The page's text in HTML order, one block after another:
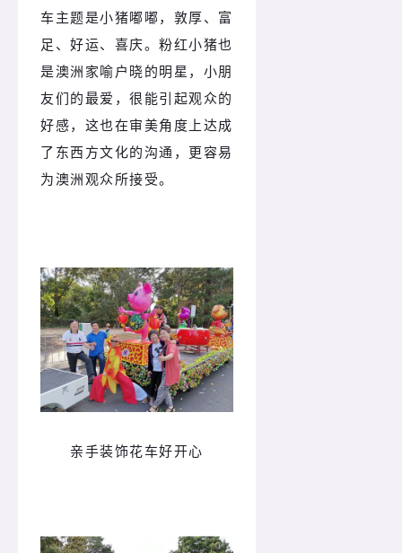
车主题是小猪嘟嘟，敦厚、富
足、好运、喜庆。粉红小猪也
是澳洲家喻户晓的明星，小朋
友们的最爱，很能引起观众的
好感，这也在审美角度上达成
了东西方文化的沟通，更容易
为澳洲观众所接受。
亲手装饰花车好开心